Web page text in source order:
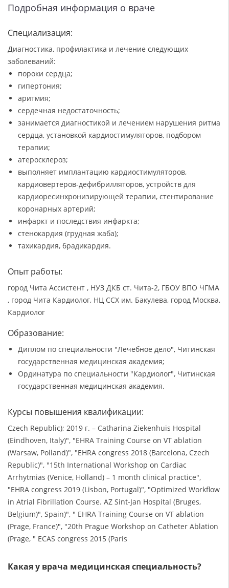
Подробная информация о враче
Специализация:
Диагностика, профилактика и лечение следующих
заболеваний:
пороки сердца;
гипертония;
аритмия;
сердечная недостаточность;
занимается диагностикой и лечением нарушения ритма
сердца, установкой кардиостимуляторов, подбором
терапии;
атеросклероз;
выполняет имплантацию кардиостимуляторов,
кардиовертеров-дефибрилляторов, устройств для
кардиоресинхронизирующей терапии, стентирование
коронарных артерий;
инфаркт и последствия инфаркта;
стенокардия (грудная жаба);
тахикардия, брадикардия.
Опыт работы:
город Чита Ассистент , НУЗ ДКБ ст. Чита-2, ГБОУ ВПО ЧГМА
, город Чита Кардиолог, НЦ ССХ им. Бакулева, город Москва,
Кардиолог
Образование:
Диплом по специальности "Лечебное дело", Читинская
государственная медицинская академия;
Ординатура по специальности "Кардиолог", Читинская
государственная медицинская академия.
Курсы повышения квалификации:
Czech Republic); 2019 г. – Catharina Ziekenhuis Hospital
(Eindhoven, Italy)", "EHRA Training Course on VT ablation
(Warsaw, Polland)", "EHRA congress 2018 (Barcelona, Czech
Republic)", "15th International Workshop on Cardiac
Arrhytmias (Venice, Holland) – 1 month clinical practice",
"EHRA congress 2019 (Lisbon, Portugal)", "Optimized Workflow
in Atrial Fibrillation Course. AZ Sint-Jan Hospital (Bruges,
Belgium)", Spain)", " EHRA Training Course on VT ablation
(Prage, France)", "20th Prague Workshop on Catheter Ablation
(Prage, " ECAS congress 2015 (Paris
Какая у врача медицинская специальность?